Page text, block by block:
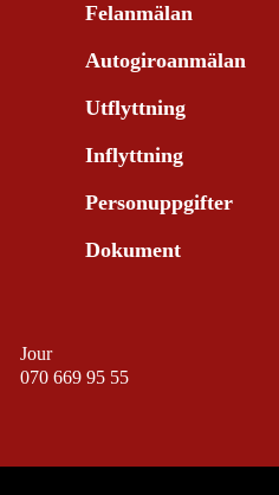
Felanmälan
Autogiroanmälan
Utflyttning
Inflyttning
Personuppgifter
Dokument
Jour
070 669 95 55